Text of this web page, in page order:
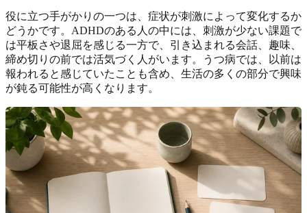
役に立つ手がかりの一つは、症状が刺激によって変化するか
どうかです。ADHDのある人の中には、刺激が少ない課題で
は平板さや退屈を感じる一方で、引き込まれる会話、趣味、
締め切りの前では活気づく人がいます。うつ病では、以前は
報われると感じていたことも含め、生活の多くの部分で興味
が鈍る可能性が高くなります。